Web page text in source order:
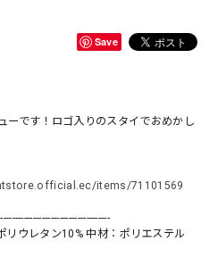
Save
ーです！ロゴ入りのスタイでおめかし
items/71101569
ウレタン10% 中材：ポリエステル